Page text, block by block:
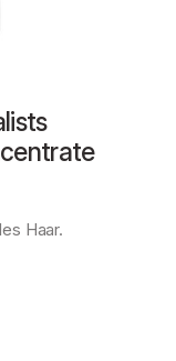
Haar.